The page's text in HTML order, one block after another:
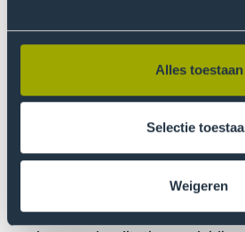
Alles toestaan
Selectie
Weigeren
LVSC erkenning
De opleiding Teamcoaching is
erkenning. Na het succesvol